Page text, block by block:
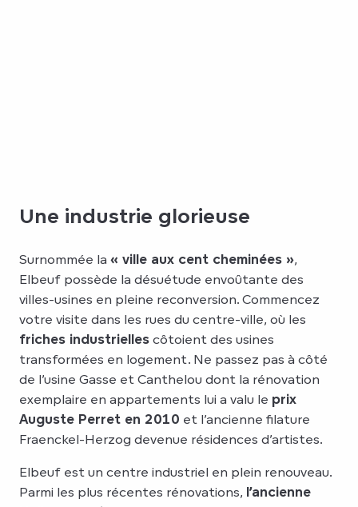
Une industrie glorieuse
Surnommée la « ville aux cent cheminées »,
Elbeuf possède la désuétude envoûtante des
villes-usines en pleine reconversion. Commencez
votre visite dans les rues du centre-ville, où les
friches industrielles côtoient des usines
transformées en logement. Ne passez pas à côté
de l’usine Gasse et Canthelou dont la rénovation
exemplaire en appartements lui a valu le prix
Auguste Perret en 2010 et l’ancienne filature
Fraenckel-Herzog devenue résidences d’artistes.
Elbeuf est un centre industriel en plein renouveau.
Parmi les plus récentes rénovations, l’ancienne